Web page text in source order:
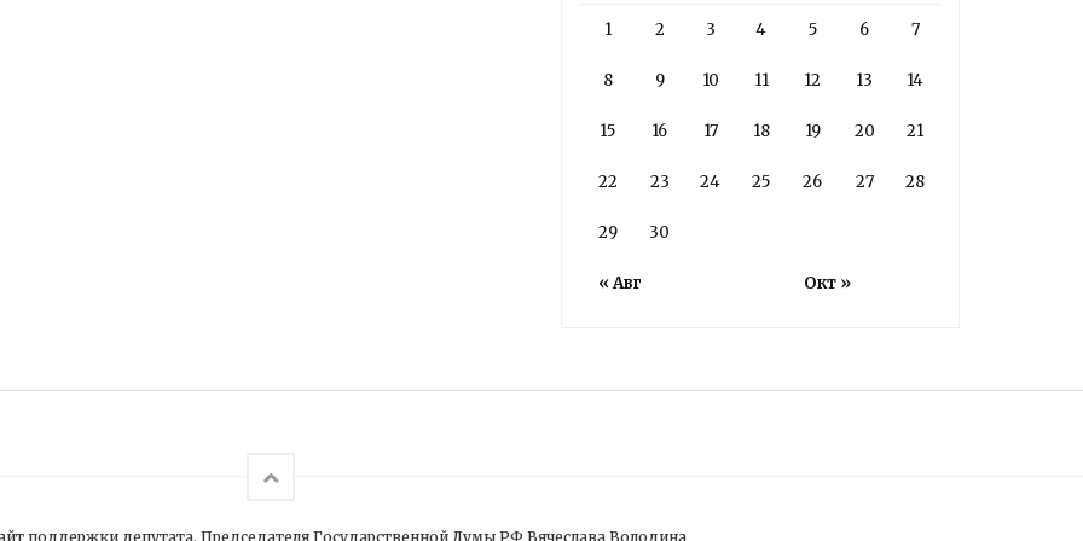
« Авг Окт »
1 2 3 4 5 6 7
8 9 10 11 12 13 14
15 16 17 18 19 20 21
22 23 24 25 26 27 28
29 30
поддержки депутата, Председателя Государственной Думы РФ Вячеслава Володина